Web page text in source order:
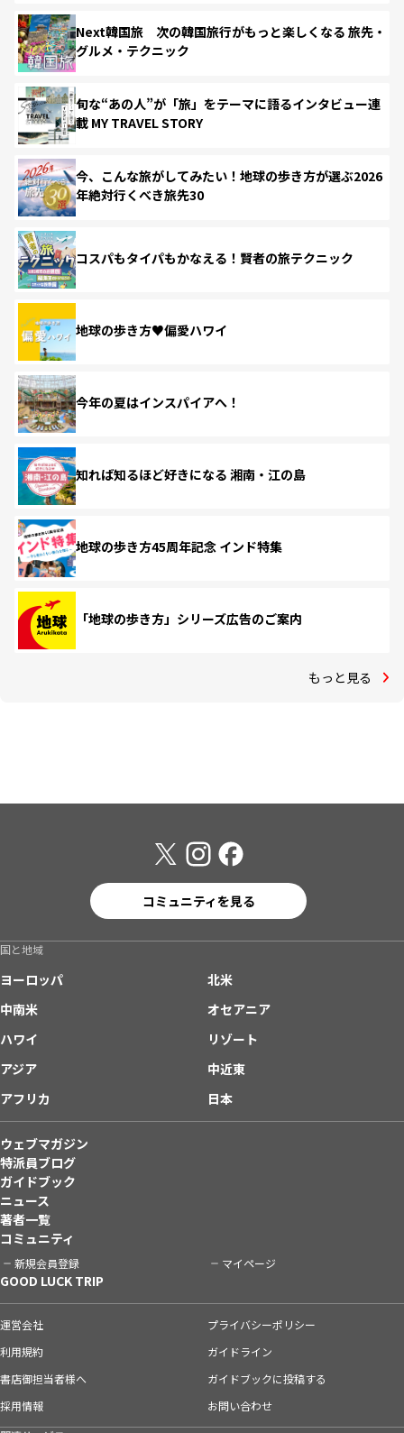
Next韓国旅 次の韓国旅行がもっと楽しくなる 旅先・
グルメ・テクニック
旬な“あの人”が「旅」をテーマに語るインタビュー連
載 MY TRAVEL STORY
今、こんな旅がしてみたい！地球の歩き方が選ぶ2026
年絶対行くべき旅先30
コスパもタイパもかなえる！賢者の旅テクニック
地球の歩き方♥偏愛ハワイ
今年の夏はインスパイアへ！
知れば知るほど好きになる 湘南・江の島
地球の歩き方45周年記念 インド特集
「地球の歩き方」シリーズ広告のご案内
もっと見る
コミュニティを見る
国と地域
ヨーロッパ
北米
中南米
オセアニア
ハワイ
リゾート
アジア
中近東
アフリカ
日本
ウェブマガジン
特派員ブログ
ガイドブック
ニュース
著者一覧
コミュニティ
新規会員登録 マイページ
GOOD LUCK TRIP
運営会社
プライバシーポリシー
利用規約
ガイドライン
書店御担当者様へ
ガイドブックに投稿する
採用情報
お問い合わせ